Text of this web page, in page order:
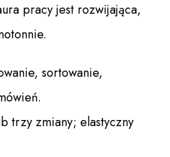
pracy jest rozwijająca,
sortowanie,
trzy zmiany; elastyczny